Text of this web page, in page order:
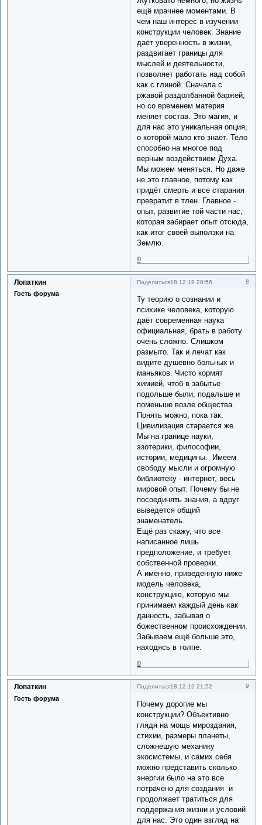
ещё мрачнее моментами. В
чем наш интерес в изучении
конструкции человек. Знание
даёт уверенность в жизни,
раздвигает границы для
мыслей и деятельности,
позволяет работать над собой
как с глиной. Сначала с
ржавой раздолбанной баржей,
но со временем материя
меняет состав. Это магия, и
для нас это уникальная опция,
о которой мало кто знает. Тело
способно на многое под
верным воздействием Духа.
Мы можем меняться. Но даже
не это главное, потому как
придёт смерть и все старания
превратит в тлен. Главное -
опыт, развитие той части нас,
которая забирает опыт отсюда,
как итог своей выползки на
Землю.
0
Поделиться 8
18.12.19 20:56
Лопаткин
Гость форума
Ту теорию о сознании и
психике человека, которую
даёт современная наука
официальная, брать в работу
очень сложно. Слишком
размыто. Так и лечат как
видите душевно больных и
маньяков. Чисто кормят
химией, чтоб в забытье
подольше были, подальше и
поменьше возле общества.
Понять можно, пока так.
Цивилизация старается же.
Мы на границе науки,
эзотерики, философии,
истории, медицины. Имеем
свободу мысли и огромную
библиотеку - интернет, весь
мировой опыт. Почему бы не
посоединять знания, а вдруг
выведется общий
знаменатель.
Ещё раз скажу, что все
написанное лишь
предположение, и требует
собственной проверки.
А именно, приведенную ниже
модель человека,
конструкцию, которую мы
принимаем каждый день как
данность, забывая о
божественном происхождении.
Забываем ещё больше это,
находясь в толпе.
0
Поделиться 9
18.12.19 21:52
Лопаткин
Гость форума
Почему дорогие мы
конструкции? Объективно
глядя на мощь мироздания,
стихии, размеры планеты,
сложнешую механику
экосмстемы, и самих себя
можно представить сколько
энергии было на это все
потрачено для создания и
продолжает тратиться для
поддержания жизни и условий
для нас. Это один взгляд на